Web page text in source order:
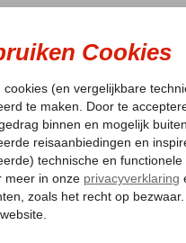
LAST MINUTE ZOMER
Pakketgarantie
Zwarte Zee